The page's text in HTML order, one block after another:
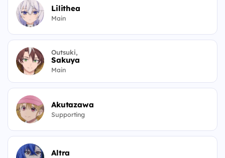
Lilithea
Main
Outsuki,
Sakuya
Main
Akutazawa
Supporting
Altra